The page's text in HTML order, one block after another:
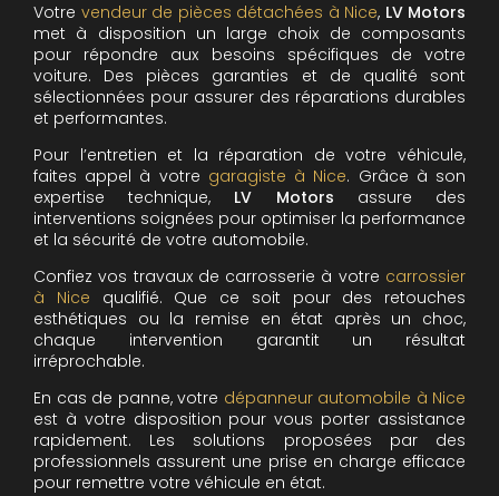
Votre vendeur de pièces détachées à Nice, LV Motors
met à disposition un large choix de composants
pour répondre aux besoins spécifiques de votre
voiture. Des pièces garanties et de qualité sont
sélectionnées pour assurer des réparations durables
et performantes.
Pour l’entretien et la réparation de votre véhicule,
faites appel à votre garagiste à Nice. Grâce à son
expertise technique, LV Motors assure des
interventions soignées pour optimiser la performance
et la sécurité de votre automobile.
Confiez vos travaux de carrosserie à votre carrossier
à Nice qualifié. Que ce soit pour des retouches
esthétiques ou la remise en état après un choc,
chaque intervention garantit un résultat
irréprochable.
En cas de panne, votre dépanneur automobile à Nice
est à votre disposition pour vous porter assistance
rapidement. Les solutions proposées par des
professionnels assurent une prise en charge efficace
pour remettre votre véhicule en état.